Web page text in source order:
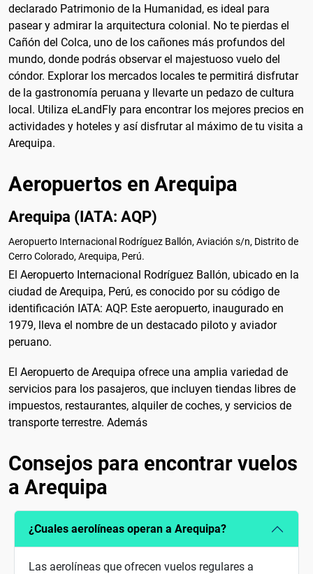
declarado Patrimonio de la Humanidad, es ideal para
pasear y admirar la arquitectura colonial. No te pierdas el
Cañón del Colca, uno de los cañones más profundos del
mundo, donde podrás observar el majestuoso vuelo del
cóndor. Explorar los mercados locales te permitirá disfrutar
de la gastronomía peruana y llevarte un pedazo de cultura
local. Utiliza eLandFly para encontrar los mejores precios en
actividades y hoteles y así disfrutar al máximo de tu visita a
Arequipa.
Aeropuertos en Arequipa
Arequipa (IATA: AQP)
Aeropuerto Internacional Rodríguez Ballón, Aviación s/n, Distrito de
Cerro Colorado, Arequipa, Perú.
El Aeropuerto Internacional Rodríguez Ballón, ubicado en la
ciudad de Arequipa, Perú, es conocido por su código de
identificación IATA: AQP. Este aeropuerto, inaugurado en
1979, lleva el nombre de un destacado piloto y aviador
peruano.
El Aeropuerto de Arequipa ofrece una amplia variedad de
servicios para los pasajeros, que incluyen tiendas libres de
impuestos, restaurantes, alquiler de coches, y servicios de
transporte terrestre. Además
Consejos para encontrar vuelos
a Arequipa
¿Cuales aerolíneas operan a Arequipa?
Las aerolíneas que ofrecen vuelos regulares a